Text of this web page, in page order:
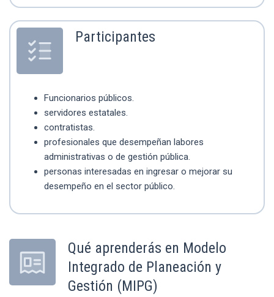
Participantes
Funcionarios públicos.
servidores estatales.
contratistas.
profesionales que desempeñan labores
administrativas o de gestión pública.
personas interesadas en ingresar o mejorar su
desempeño en el sector público.
Qué aprenderás en Modelo
Integrado de Planeación y
Gestión (MIPG)